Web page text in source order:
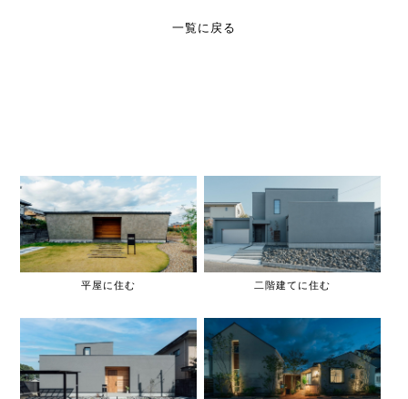
一覧に戻る
平屋に住む 二階建てに住む